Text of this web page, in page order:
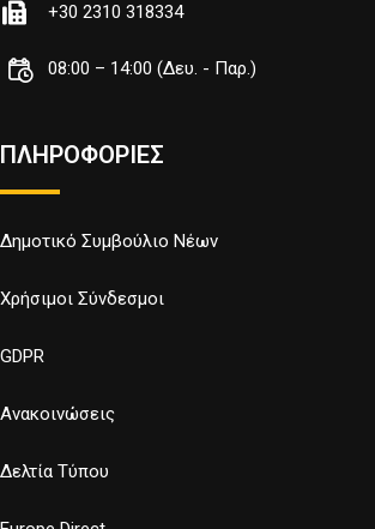
+30 2310 318334
08:00 – 14:00 (Δευ. - Παρ.)
ΠΛΗΡΟΦΟΡΙΕΣ
Δημοτικό Συμβούλιο Νέων
Χρήσιμοι Σύνδεσμοι
GDPR
Ανακοινώσεις
Δελτία Τύπου